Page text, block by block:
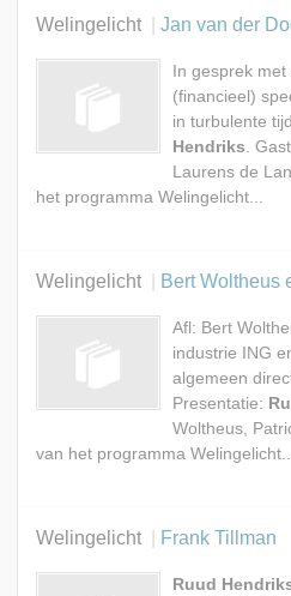
Welingelicht Jan van der Doelen en Laurens
In gesprek
(financieel)
in turbulente
Hendriks.
Laurens de
het programma Welingelicht...
Welingelicht Bert Woltheus en Patrick
Afl: Bert
industrie ING
algemeen
Presentatie:
Woltheus,
van het programma
Welingelicht Frank Tillman
Ruud